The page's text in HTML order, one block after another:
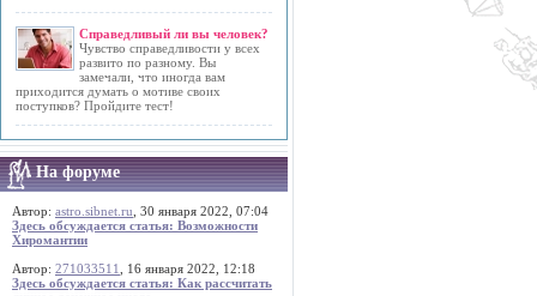
Справедливый ли вы человек?
Чувство справедливости у всех
развито по разному. Вы
замечали, что иногда вам
приходится думать о мотиве своих
поступков? Пройдите тест!
На форуме
Автор: astro.sibnet.ru , 30 января 2022, 07:04
Здесь обсуждается статья: Возможности
Хиромантии
Автор: 271033511
, 16 января 2022, 12:18
Здесь обсуждается статья: Как рассчитать